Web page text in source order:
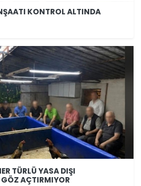
KONTROL ALTINDA
TÜRLÜ YASA DIŞI
AÇTIRMIYOR